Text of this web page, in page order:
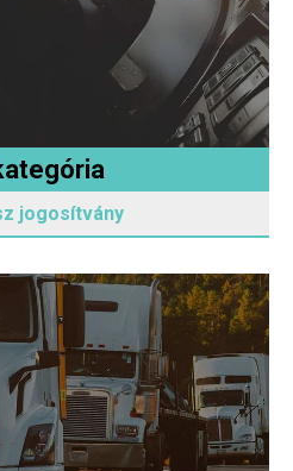
jogosítvány